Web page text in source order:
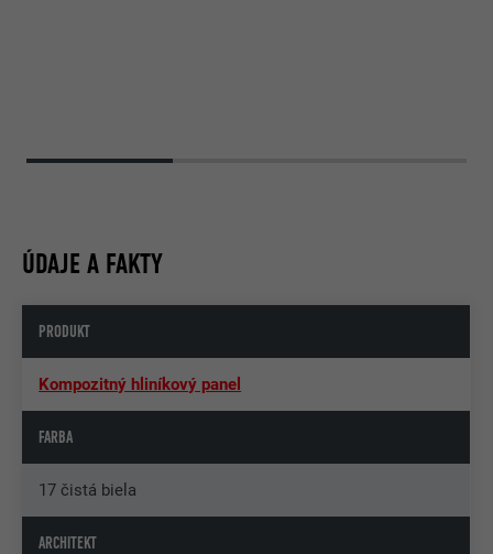
ÚDAJE A FAKTY
PRODUKT
Kompozitný hliníkový panel
FARBA
17 čistá biela
ARCHITEKT